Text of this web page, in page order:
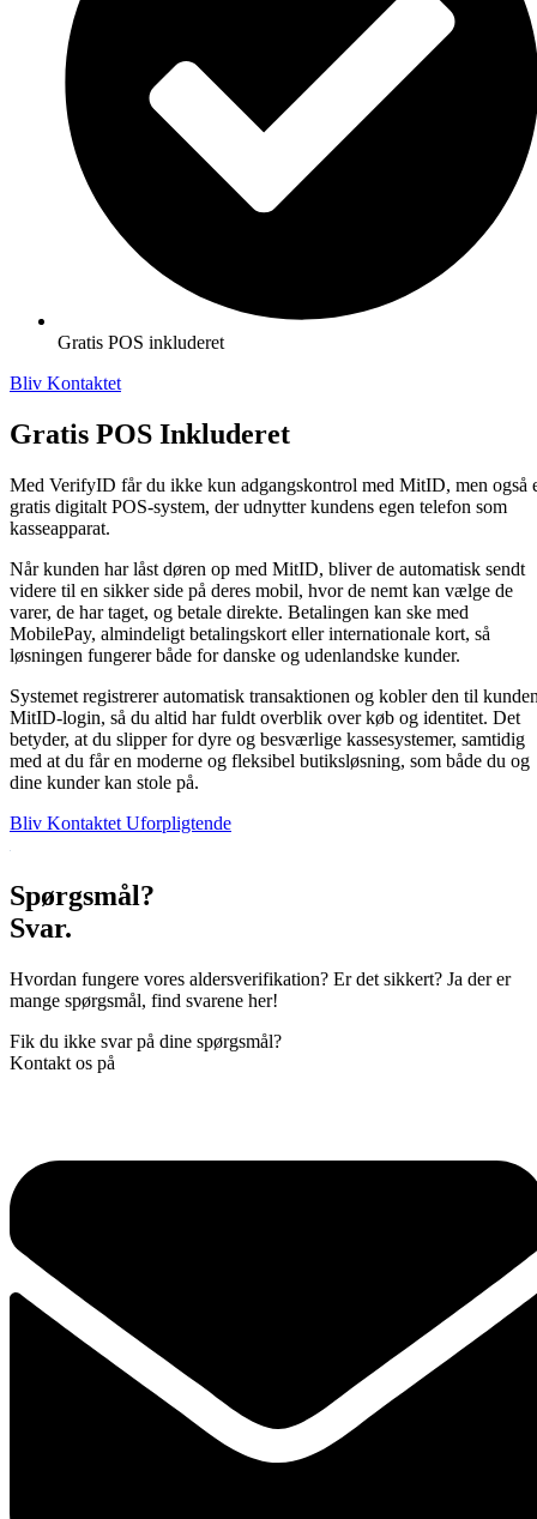
Gratis POS inkluderet
Bliv Kontaktet
Gratis POS Inkluderet
Med VerifyID får du ikke kun adgangskontrol med MitID, men også
gratis digitalt POS-system, der udnytter kundens egen telefon som
kasseapparat.
Når kunden har låst døren op med MitID, bliver de automatisk sendt
videre til en sikker side på deres mobil, hvor de nemt kan vælge de
varer, de har taget, og betale direkte. Betalingen kan ske med
MobilePay, almindeligt betalingskort eller internationale kort, så
løsningen fungerer både for danske og udenlandske kunder.
Systemet registrerer automatisk transaktionen og kobler den til
MitID-login, så du altid har fuldt overblik over køb og identitet. Det
betyder, at du slipper for dyre og besværlige kassesystemer, samtidig
med at du får en moderne og fleksibel butiksløsning, som både du og
dine kunder kan stole på.
Bliv Kontaktet Uforpligtende
Spørgsmål?
Svar.
Hvordan fungere vores aldersverifikation? Er det sikkert? Ja der er
mange spørgsmål, find svarene her!
Fik du ikke svar på dine spørgsmål?
Kontakt os på